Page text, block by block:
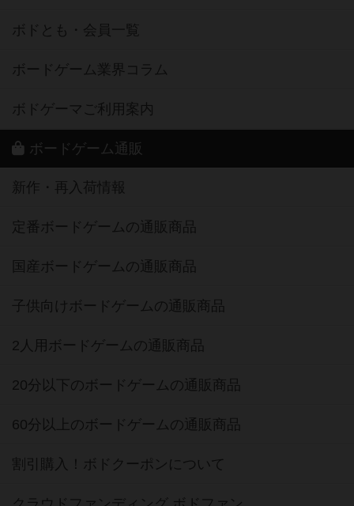
ボドとも・会員一覧
ボードゲーム業界コラム
ボドゲーマご利用案内
ボードゲーム通販
新作・再入荷情報
定番ボードゲームの通販商品
国産ボードゲームの通販商品
子供向けボードゲームの通販商品
2人用ボードゲームの通販商品
20分以下のボードゲームの通販商品
60分以上のボードゲームの通販商品
割引購入！ボドクーポンについて